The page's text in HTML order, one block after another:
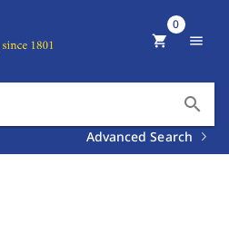
search
Advanced Search
shopping_cart
0
menu